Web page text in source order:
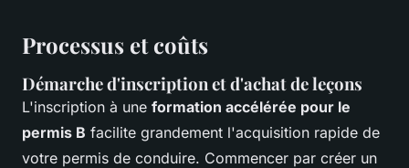
Processus et coûts
Démarche d'inscription et d'achat de leçons
L'inscription à une formation accélérée pour le
permis B facilite grandement l'acquisition rapide de
votre permis de conduire. Commencer par créer un